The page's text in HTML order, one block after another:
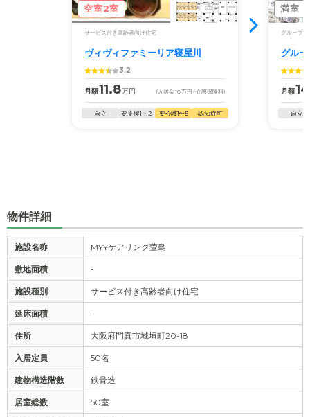
空室2室
サービス付き高齢者向け住宅
ヴィヴィファミーリア寝屋川
3.2
月額11.8万円 (入居金10万円 +介護保険料)
自立 要支援1・2 要介護1〜5 認知症可
満室
グループホ
グル
月額
自立
物件詳細
施設名称 MYYケアリング萱島
敷地面積 -
施設種別 サービス付き高齢者向け住宅
延床面積 -
住所 大阪府門真市城垣町20-18
入居定員 50名
建物構造階数 鉄骨造
居室総数 50室